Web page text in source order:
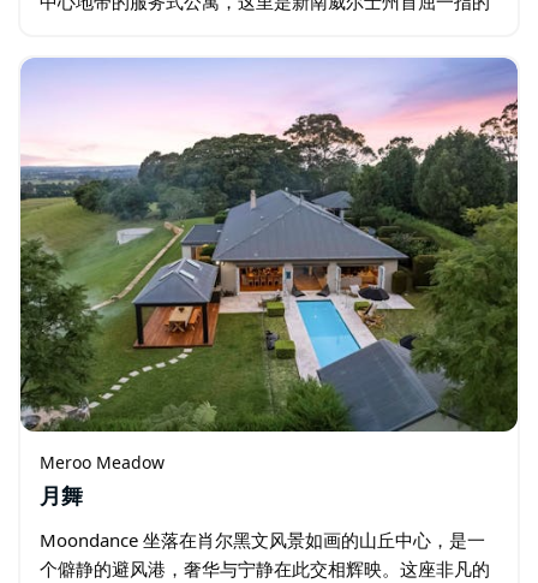
Meroo Meadow
月舞
Moondance 坐落在肖尔黑文风景如画的山丘中心，是一
个僻静的避风港，奢华与宁静在此交相辉映。这座非凡的